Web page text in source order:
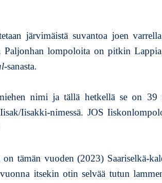
järvimäistä suvantoa joen
Paljonhan lompoloita on pitkin
-sanasta.
nimi ja tällä hetkellä se on 39
Iisakki-nimessä. JOS
tämän vuoden (2023) Saariselkä-
itsekin otin selvää tutun